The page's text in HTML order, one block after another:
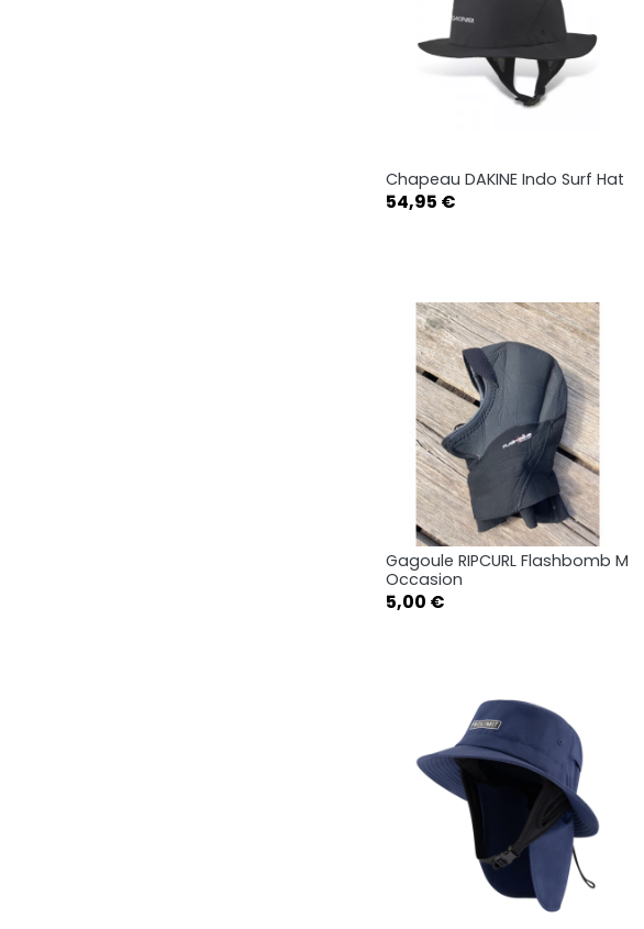
 Aperçu rapide
Chapeau DAKINE Indo Surf Hat
Prix
54,95 €
Aperçu rapide
Gagoule RIPCURL Flashbomb M
Occasion
Prix
5,00 €